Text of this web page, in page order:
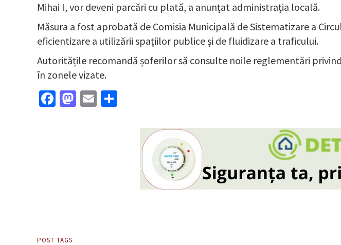
Mihai I, vor deveni parcări cu plată, a anunțat administrația locală.
Măsura a fost aprobată de Comisia Municipală de Sistematizare a
eficientizare a utilizării spațiilor publice și de fluidizare a traficului.
Autoritățile recomandă șoferilor să consulte noile reglementări
în zonele vizate.
Facebook
Mastodon
Email
POST TAGS